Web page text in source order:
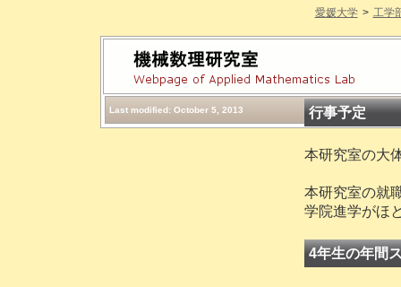
愛媛大学 > 工学
行事予定
本研究室の大
本研究室の就
学院進学がほ
4年生の年間
Last modified: October 5, 2013